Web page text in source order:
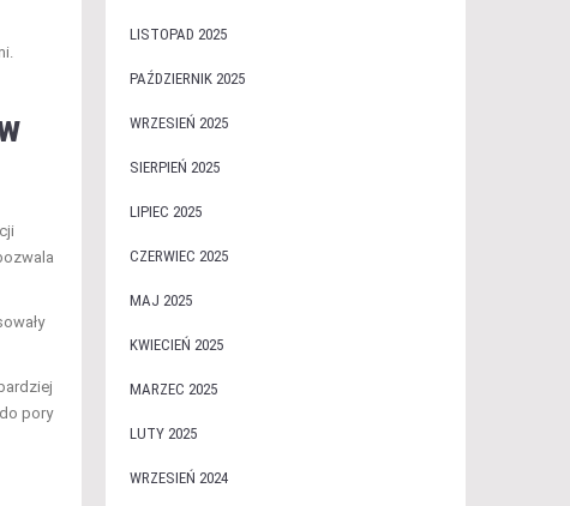
pory
LISTOPAD 2025
PAŹDZIERNIK 2025
WRZESIEŃ 2025
SIERPIEŃ 2025
LIPIEC 2025
CZERWIEC 2025
MAJ 2025
KWIECIEŃ 2025
MARZEC 2025
LUTY 2025
WRZESIEŃ 2024